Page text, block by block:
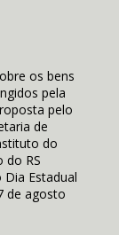
os bens
pela
pelo
de
do
do RS
Estadual
de agosto